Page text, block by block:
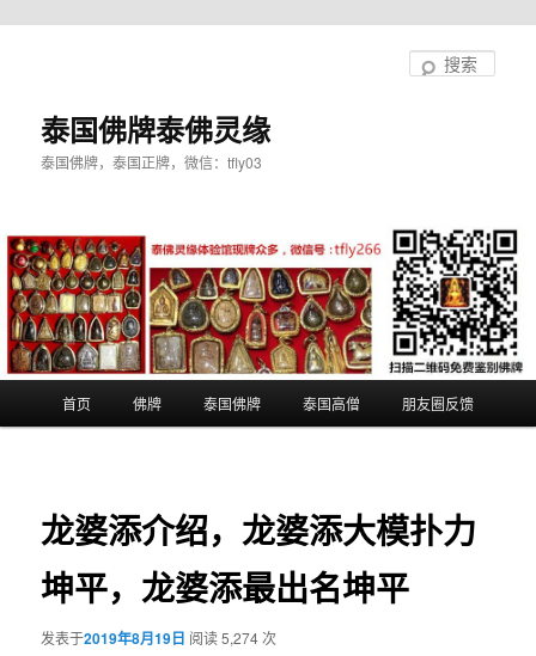
泰国佛牌泰佛灵缘
泰国佛牌，泰国正牌，微信：tfly03
首页 佛牌 泰国佛牌 泰国高僧 朋友圈反馈
龙婆添介绍，龙婆添大模扑力
坤平，龙婆添最出名坤平
发表于2019年8月19日 阅读 5,274 次